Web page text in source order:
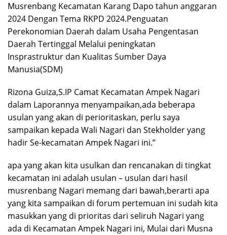
Musrenbang Kecamatan Karang Dapo tahun anggaran
2024 Dengan Tema RKPD 2024.Penguatan
Perekonomian Daerah dalam Usaha Pengentasan
Daerah Tertinggal Melalui peningkatan
Insprastruktur dan Kualitas Sumber Daya
Manusia(SDM)
Rizona Guiza,S.IP Camat Kecamatan Ampek Nagari
dalam Laporannya menyampaikan,ada beberapa
usulan yang akan di perioritaskan, perlu saya
sampaikan kepada Wali Nagari dan Stekholder yang
hadir Se-kecamatan Ampek Nagari ini.”
apa yang akan kita usulkan dan rencanakan di tingkat
kecamatan ini adalah usulan – usulan dari hasil
musrenbang Nagari memang dari bawah,berarti apa
yang kita sampaikan di forum pertemuan ini sudah kita
masukkan yang di prioritas dari seliruh Nagari yang
ada di Kecamatan Ampek Nagari ini, Mulai dari Musna